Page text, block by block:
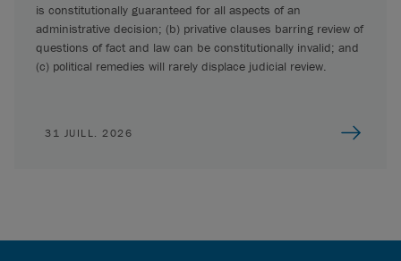
is constitutionally guaranteed for all aspects of an
administrative decision; (b) privative clauses barring review of
questions of fact and law can be constitutionally invalid; and
(c) political remedies will rarely displace judicial review.
31 JUILL. 2026